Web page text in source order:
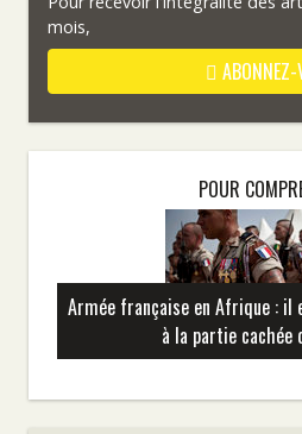
mois,
POUR
Armée française en Afrique : il
à la partie cachée